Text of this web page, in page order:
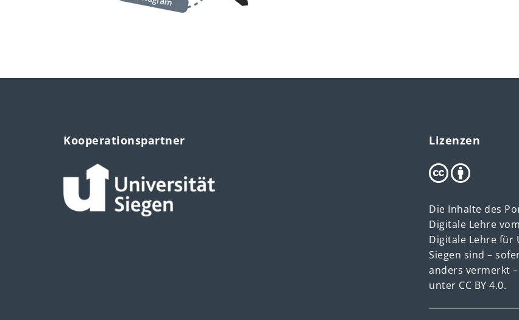
Kooperationspartner Lizenzen
Die Inhalte des
Digitale Lehre
Digitale Lehre für
Siegen sind –
anders vermerkt
unter CC BY 4.0.